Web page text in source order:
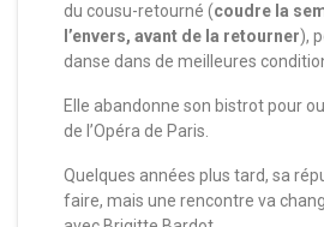
du cousu-retourné (coudre la
l’envers, avant de la retourner),
danse dans de meilleures
Elle abandonne son bistrot pour
de l’Opéra de Paris.
Quelques années plus tard, sa
faire, mais une rencontre va